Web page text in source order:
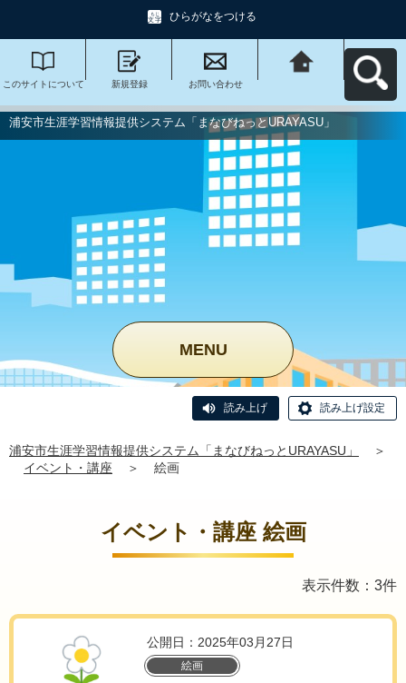
ひらがなをつける
このサイトについて 新規登録 お問い合わせ
びねっと
URAYASU」へ戻る
浦安市生涯学習情報提供システム「まなびねっとURAYASU」
MENU
読み上げ 読み上げ設定
浦安市生涯学習情報提供システム「まなびねっとURAYASU」
＞
イベント・講座
＞ 絵画
イベント・講座 絵画
表示件数：3件
公開日：2025年03月27日
絵画